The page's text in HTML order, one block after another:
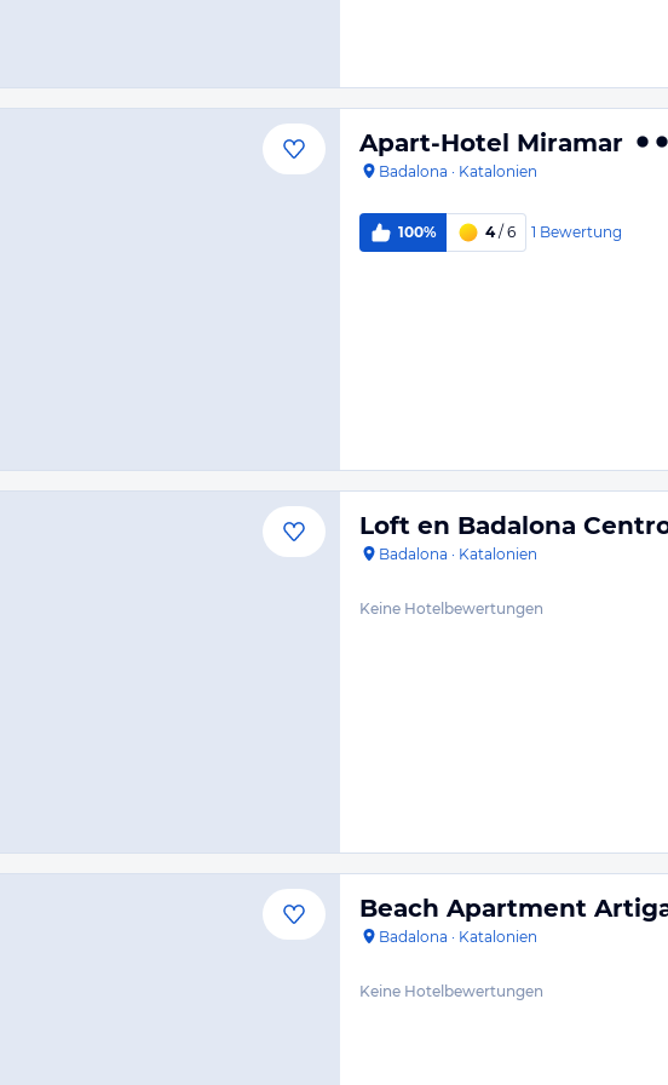
Apart-Hotel Miramar
Badalona · Katalonien
100% 4/ 6 1 Bewertung
Loft en Badalona
Badalona · Katalonien
Keine Hotelbewertungen
Beach Apartment
Badalona · Katalonien
Keine Hotelbewertungen